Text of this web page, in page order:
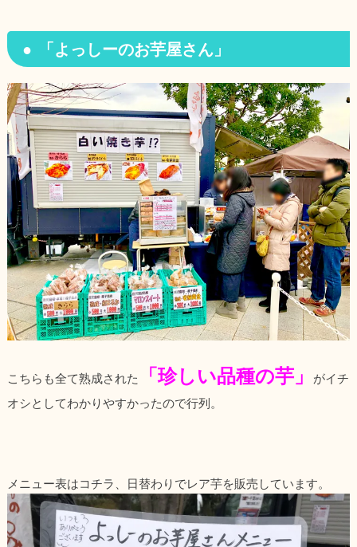
「よっしーのお芋屋さん」
こちらも全て熟成された 「珍しい品種の芋」
がイチ
オシとしてわかりやすかったので行列。
メニュー表はコチラ、日替わりでレア芋を販売しています。